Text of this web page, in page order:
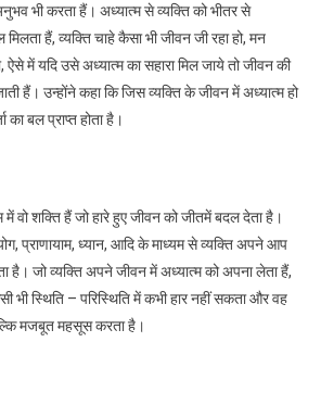
भी करता हैं। अध्यात्म से व्यक्ति को भीतर से
हैं, व्यक्ति चाहे कैसा भी जीवन जी रहा हो, मन
में यदि उसे अध्यात्म का सहारा मिल जाये तो जीवन की
हैं। उन्होंने कहा कि जिस व्यक्ति के जीवन में अध्यात्म हो
बल प्राप्त होता है।
में वो शक्ति हैं जो हारे हुए जीवन को जीतमें बदल देता है।
प्राणायाम, ध्यान, आदि के माध्यम से व्यक्ति अपने आप
है। जो व्यक्ति अपने जीवन में अध्यात्म को अपना लेता हैं,
भी स्थिति – परिस्थिति में कभी हार नहीं सकता और वह
मजबूत महसूस करता है।